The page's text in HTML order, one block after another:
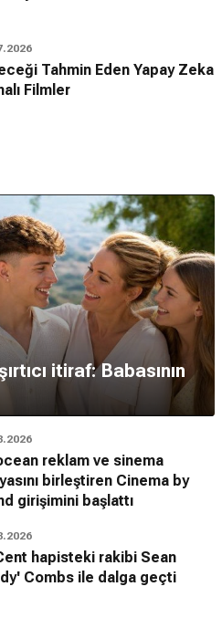
Tahmin Eden Yapay Zeka
Filmler
itiraf: Babasının
reklam ve sinema
birleştiren Cinema by
girişimini başlattı
hapisteki rakibi Sean
Combs ile dalga geçti